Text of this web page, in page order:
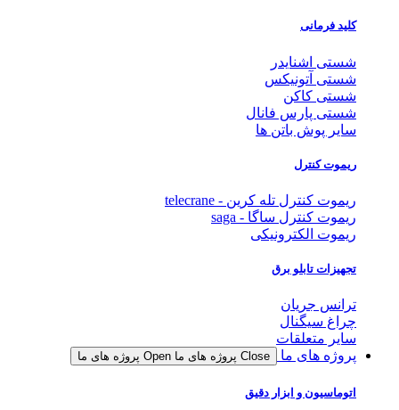
کلید فرمانی
شستی اشنایدر
شستی آتونیکس
شستی کاکن
شستی پارس فانال
سایر پوش باتن ها
ریموت کنترل
ریموت کنترل تله کرین - telecrane
ریموت کنترل ساگا - saga
ریموت الکترونیکی
تجهیزات تابلو برق
ترانس جریان
چراغ سیگنال
سایر متعلقات
پروژه های ما
Close پروژه های ما Open پروژه های ما
اتوماسیون و ابزار دقیق